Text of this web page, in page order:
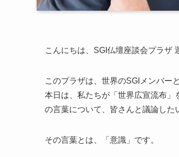
こんにちは、SGI仏壇座談会プラザ
このプラザは、世界のSGIメンバー
本日は、私たちが「世界広宣流布
の言葉について、皆さんと議論した
その言葉とは、「意識」です。